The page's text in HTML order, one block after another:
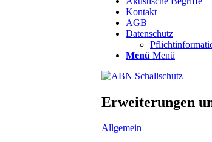
Kontakt
AGB
Datenschutz
Menü Menü
Erweiterungen
Allgemein